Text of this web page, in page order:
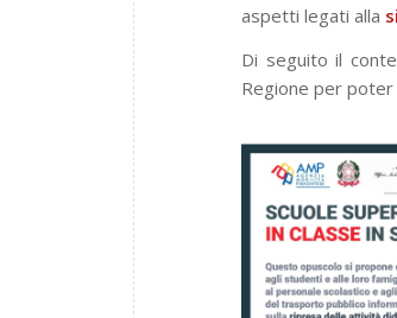
aspetti legati alla
Di seguito il
Regione per